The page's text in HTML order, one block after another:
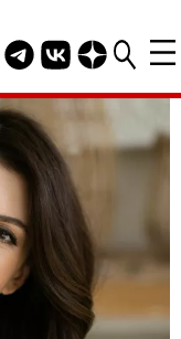
Telegram канал
Группа HELLO
Канал